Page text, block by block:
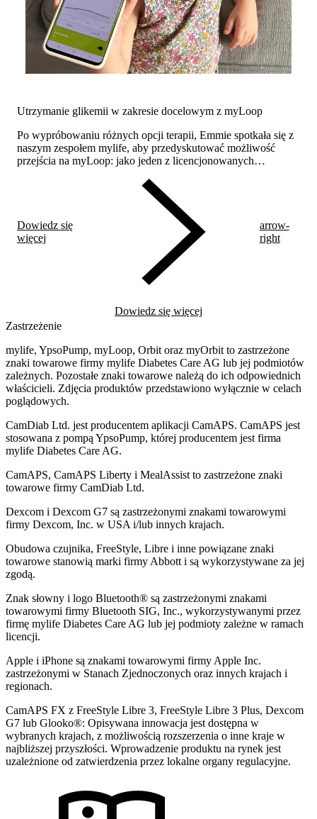
Utrzymanie glikemii w zakresie docelowym z myLoop
Po wypróbowaniu różnych opcji terapii, Emmie spotkała się z
naszym zespołem mylife, aby przedyskutować możliwość
przejścia na myLoop: jako jeden z licencjonowanych
tygodni Emmie i jej rodzina już zaobserwowali pozytywną
Dowiedz się
więcej
arrow-
right
Dowiedz się więcej
Zastrzeżenie
mylife, YpsoPump, myLoop, Orbit oraz myOrbit to zastrzeżone
znaki towarowe firmy mylife Diabetes Care AG lub jej podmiotów
zależnych. Pozostałe znaki towarowe należą do ich odpowiednich
właścicieli. Zdjęcia produktów przedstawiono wyłącznie w celach
poglądowych.
CamDiab Ltd. jest producentem aplikacji CamAPS. CamAPS jest
stosowana z pompą YpsoPump, której producentem jest firma
mylife Diabetes Care AG.
CamAPS, CamAPS Liberty i MealAssist to zastrzeżone znaki
towarowe firmy CamDiab Ltd.
Dexcom i Dexcom G7 są zastrzeżonymi znakami towarowymi
firmy Dexcom, Inc. w USA i/lub innych krajach.
Obudowa czujnika, FreeStyle, Libre i inne powiązane znaki
towarowe stanowią marki firmy Abbott i są wykorzystywane za jej
zgodą.
Znak słowny i logo Bluetooth® są zastrzeżonymi znakami
towarowymi firmy Bluetooth SIG, Inc., wykorzystywanymi przez
firmę mylife Diabetes Care AG lub jej podmioty zależne w ramach
licencji.
Apple i iPhone są znakami towarowymi firmy Apple Inc.
zastrzeżonymi w Stanach Zjednoczonych oraz innych krajach i
regionach.
CamAPS FX z FreeStyle Libre 3, FreeStyle Libre 3 Plus, Dexcom
G7 lub Glooko®: Opisywana innowacja jest dostępna w
wybranych krajach, z możliwością rozszerzenia o inne kraje w
najbliższej przyszłości. Wprowadzenie produktu na rynek jest
uzależnione od zatwierdzenia przez lokalne organy regulacyjne.